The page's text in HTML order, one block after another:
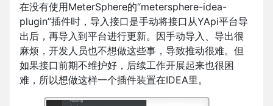
在没有使用MeterSphere的“metersphere-idea-
plugin”插件时，导入接口是手动将接口从YApi平台导
出后，再导入到平台进行更新。因手动导入、导出很
麻烦，开发人员也不想做这些事，导致推动很难。但
如果接口前期不维护好，后续工作开展起来也很困
难，所以想做这样一个插件装置在IDEA里。